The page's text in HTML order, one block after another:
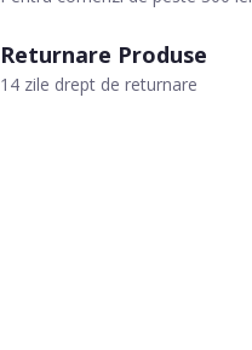
Returnare Produse
14 zile drept de returnare